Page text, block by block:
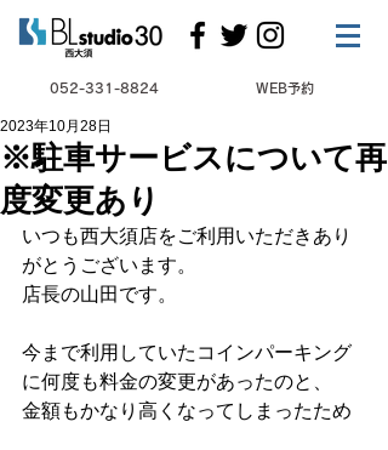
WEB予約
052-331-8824
※駐車サービスについて再
度変更あり
2023年10月28日
いつも西大須店をご利用いただきあり
がとうございます。
店長の山田です。
今まで利用していたコインパーキング
に何度も料金の変更があったのと、
金額もかなり高くなってしまったため